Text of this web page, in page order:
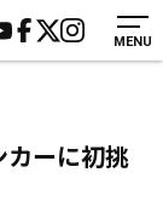
MENU
ーに初挑